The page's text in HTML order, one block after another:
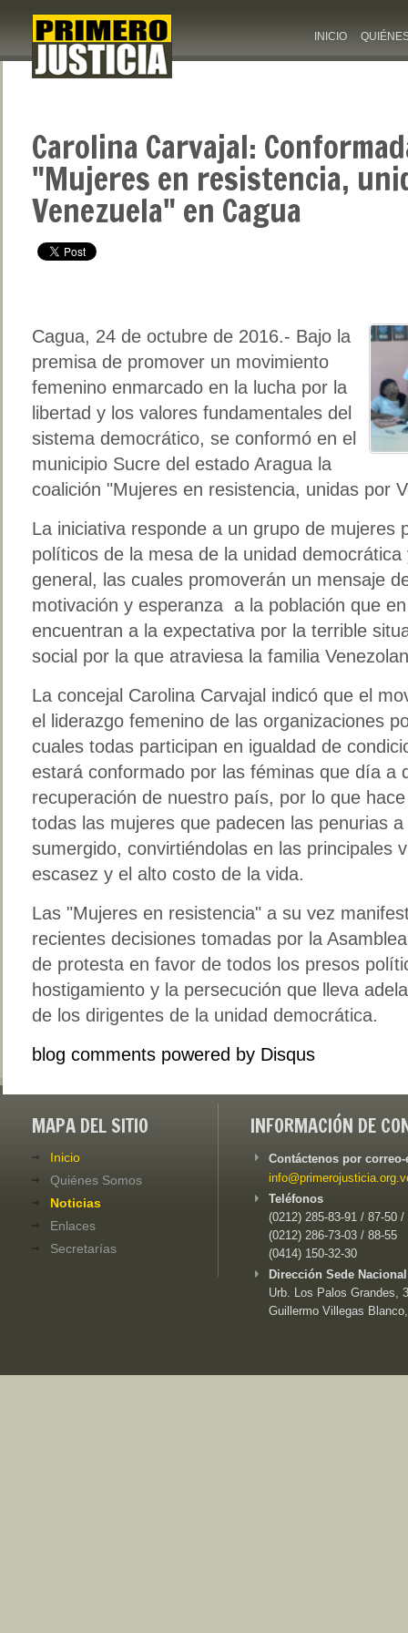
INICIO
Carolina Carvajal:
"Mujeres en resistencia,
Venezuela" en Cagua
Cagua, 24 de octubre de 2016.- Bajo la
premisa de promover un movimiento
femenino enmarcado en la lucha por la
libertad y los valores fundamentales del
sistema democrático, se conformó en el
municipio Sucre del estado Aragua la
coalición "Mujeres en resistencia, unidas por
La iniciativa responde a un grupo de mujeres
políticos de la mesa de la unidad
general, las cuales promoverán un mensaje
motivación y esperanza a la población que
encuentran a la expectativa por la terrible
social por la que atraviesa la familia
La concejal Carolina Carvajal indicó que el
el liderazgo femenino de las organizaciones
cuales todas participan en igualdad de
estará conformado por las féminas que día a
recuperación de nuestro país, por lo que
todas las mujeres que padecen las penurias
sumergido, convirtiéndolas en las principales
escasez y el alto costo de la vida.
Las "Mujeres en resistencia" a su vez
recientes decisiones tomadas por la
de protesta en favor de todos los presos
hostigamiento y la persecución que lleva
de los dirigentes de la unidad democrática.
blog comments powered by Disqus
MAPA DEL SITIO
Inicio
Quiénes Somos
Noticias
Enlaces
Secretarías
INFORMACIÓN DE
Contáctenos por
Teléfonos
(0212) 285-83-91 / 87-50 /
(0212) 286-73-03 / 88-55
(0414) 150-32-30
Dirección Sede
Urb. Los Palos Grandes,
Guillermo Villegas